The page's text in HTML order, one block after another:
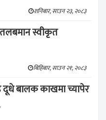
शनिबार, साउन २३, २०८३
तलबमान स्वीकृत
बिहिबार, साउन २१, २०८३
बालक काखमा च्यापेर